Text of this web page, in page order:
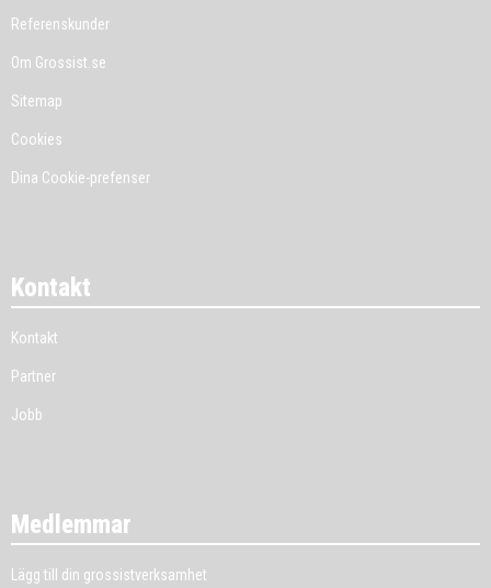
Referenskunder
Om Grossist.se
Sitemap
Cookies
Dina Cookie-prefenser
Kontakt
Kontakt
Partner
Jobb
Medlemmar
Lägg till din grossistverksamhet